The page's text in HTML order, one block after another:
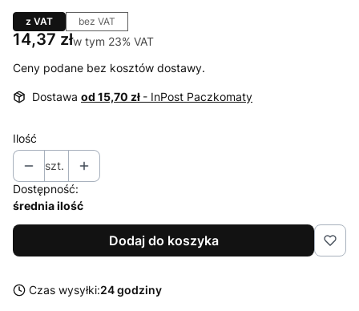
z VAT bez VAT
Cena
14,37 złw tym 23% VAT
w tym 23% VAT
Ceny podane bez kosztów dostawy.
Dostawa od 15,70 zł - InPost Paczkomaty
Ilość
szt.
Dostępność:
średnia ilość
Dodaj do koszyka
Czas wysyłki:24 godziny